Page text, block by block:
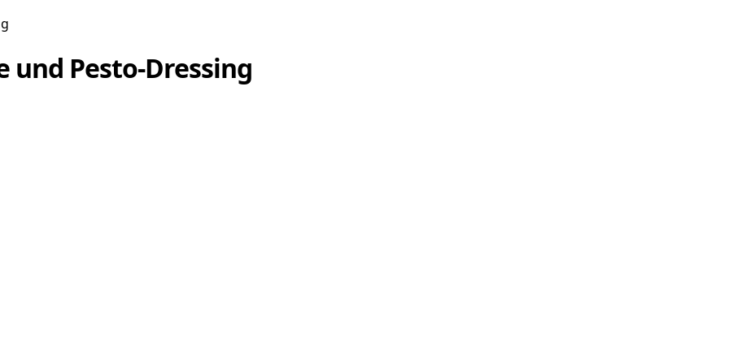
und Pesto-Dressing